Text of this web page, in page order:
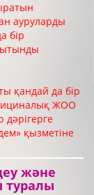
ауруларды
бір
қандай да бір
ЖОО
қызметіне
және
туралы